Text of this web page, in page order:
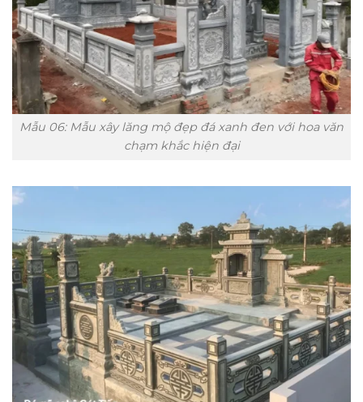
Mẫu 06: Mẫu xây lăng mộ đẹp đá xanh đen với hoa văn
chạm khắc hiện đại